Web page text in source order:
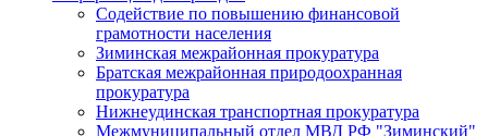
Содействие по повышению финансовой
грамотности населения
Зиминская межрайонная прокуратура
Братская межрайонная природоохранная
прокуратура
Нижнеудинская транспортная прокуратура
Межмуниципальный отдел МВД РФ "Зиминский"